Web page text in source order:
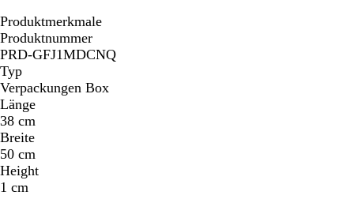
Produktmerkmale
Produktnummer
PRD-GFJ1MDCNQ
Typ
Verpackungen Box
Länge
38 cm
Breite
50 cm
Height
1 cm